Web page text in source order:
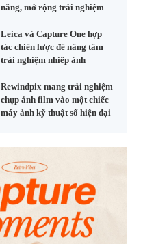
năng, mở rộng trải nghiệm
Leica và Capture One hợp
tác chiến lược để nâng tầm
trải nghiệm nhiếp ảnh
Rewindpix mang trải nghiệm
chụp ảnh film vào một chiếc
máy ảnh kỹ thuật số hiện đại